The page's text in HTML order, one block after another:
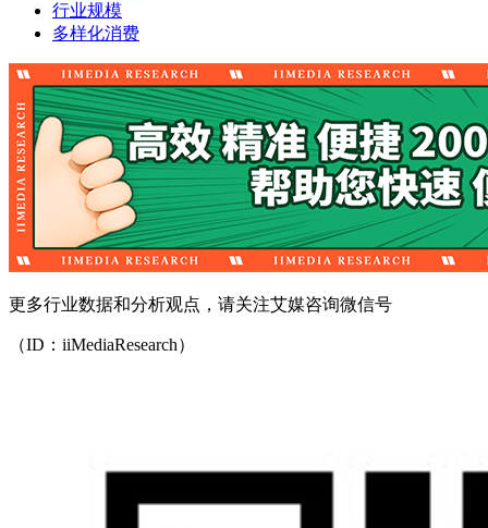
行业规模
多样化消费
更多行业数据和分析观点，请关注艾媒咨询微信号
（ID：iiMediaResearch）